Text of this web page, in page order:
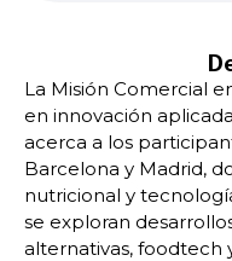
La Misión Comercial
en innovación
acerca a los
Barcelona y Madrid,
nutricional y
se exploran
alternativas, foodtech